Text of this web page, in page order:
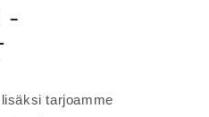
-
tarjoamme